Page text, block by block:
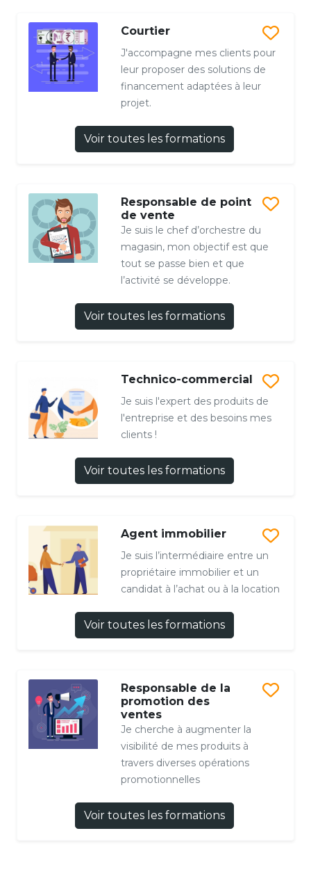
Courtier
J'accompagne mes clients pour
leur proposer des solutions de
financement adaptées à leur
projet.
Voir toutes les formations
Responsable de point
de vente
Je suis le chef d’orchestre du
magasin, mon objectif est que
tout se passe bien et que
l’activité se développe.
Voir toutes les formations
Technico-commercial
Je suis l'expert des produits de
l'entreprise et des besoins mes
clients !
Voir toutes les formations
Agent immobilier
Je suis l’intermédiaire entre un
propriétaire immobilier et un
candidat à l’achat ou à la location
Voir toutes les formations
Responsable de la
promotion des
ventes
Je cherche à augmenter la
visibilité de mes produits à
travers diverses opérations
promotionnelles
Voir toutes les formations